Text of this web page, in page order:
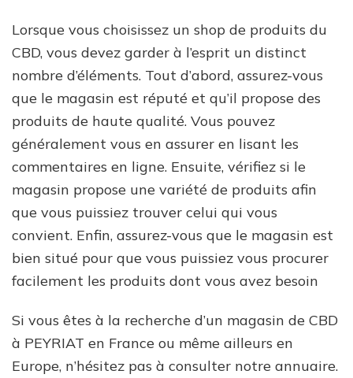
Lorsque vous choisissez un shop de produits du
CBD, vous devez garder à l’esprit un distinct
nombre d’éléments. Tout d’abord, assurez-vous
que le magasin est réputé et qu’il propose des
produits de haute qualité. Vous pouvez
généralement vous en assurer en lisant les
commentaires en ligne. Ensuite, vérifiez si le
magasin propose une variété de produits afin
que vous puissiez trouver celui qui vous
convient. Enfin, assurez-vous que le magasin est
bien situé pour que vous puissiez vous procurer
facilement les produits dont vous avez besoin
Si vous êtes à la recherche d’un magasin de CBD
à PEYRIAT en France ou même ailleurs en
Europe, n’hésitez pas à consulter notre annuaire.